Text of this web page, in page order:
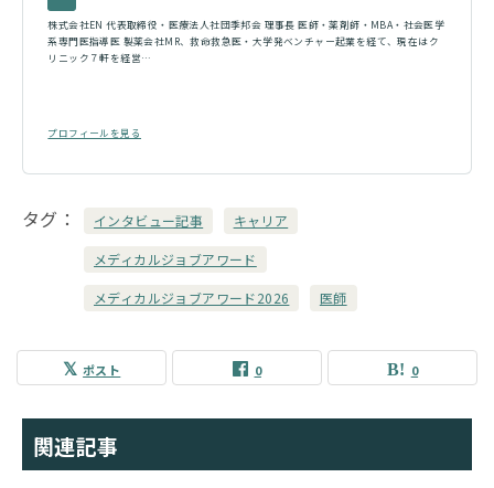
株式会社EN 代表取締役・医療法人社団季邦会 理事長 医師・薬剤師・MBA・社会医学
系専門医指導医 製薬会社MR、救命救急医・大学発ベンチャー起業を経て、現在はク
リニック７軒を経営…
プロフィールを見る
タグ インタビュー記事 キャリア
メディカルジョブアワード
メディカルジョブアワード2026 医師
ポスト 0 0
関連記事